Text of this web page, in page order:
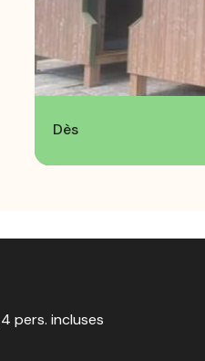
Dès
4 pers. incluses